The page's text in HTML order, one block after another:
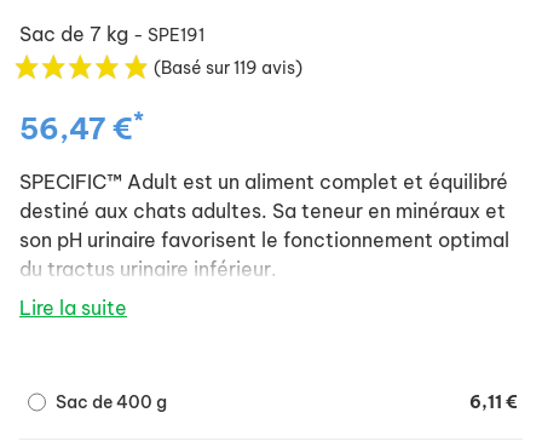
Sac de 7 kg - SPE191
(Basé sur 119 avis)
56,47 €*
SPECIFIC™ Adult est un aliment complet et équilibré
destiné aux chats adultes. Sa teneur en minéraux et
son pH urinaire favorisent le fonctionnement optimal
du tractus urinaire inférieur.
Lire la suite
Sac de 400 g 6,11 €